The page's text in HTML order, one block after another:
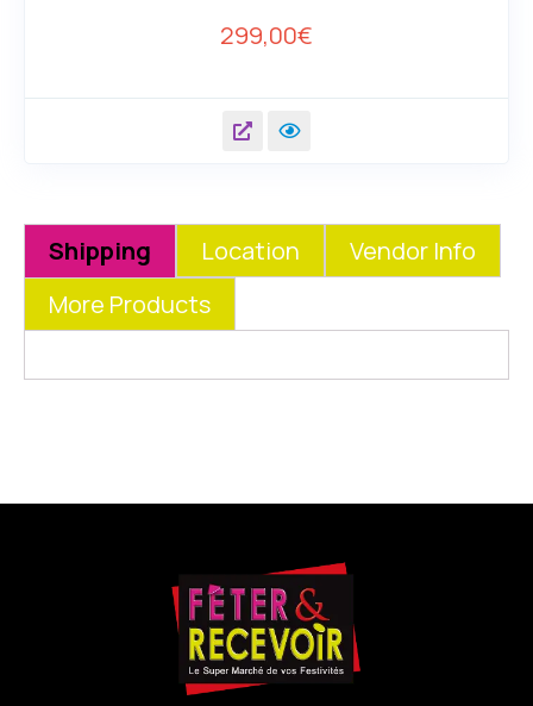
299,00€
Shipping Location
Vendor Info
More Products